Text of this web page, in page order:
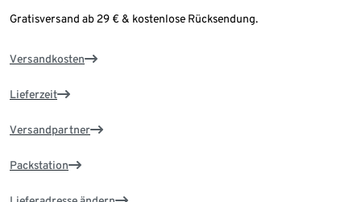
Gratisversand ab 29 € & kostenlose Rücksendung.
Versandkosten
Lieferzeit
Versandpartner
Packstation